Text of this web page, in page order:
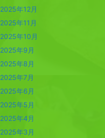
2025年12月
2025年11月
2025年10月
2025年9月
2025年8月
2025年7月
2025年6月
2025年5月
2025年4月
2025年3月